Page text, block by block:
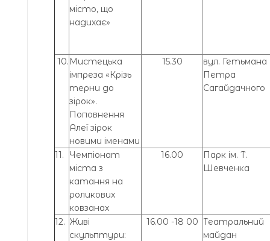
місто, що
надихає»
10. Мистецька
імпреза «Крізь
терни до
зірок».
Поповнення
Алеї зірок
новими іменами
15.30
вул. Гетьмана
Петра
Сагайдачного
11.
Чемпіонат
міста з
катання на
роликових
ковзанах
16.00
Парк ім. Т.
Шевченка
12. Живі
скульптури:
16.00 -18 00 Театральний
майдан